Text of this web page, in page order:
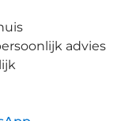
advies